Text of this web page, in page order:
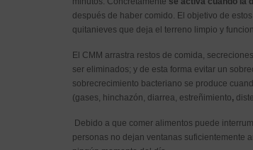
después de haber comido. El objetivo de
quitanieves que deja el terreno limpio y
El CMM arrastra restos de comida,
ser eliminados; y de esta forma evitar un
sobrecrecimiento bacteriano se produce
(gases, hinchazón, diarrea, estreñimiento,
Debido a que comer alimentos puede
personas no dejan ventanas suficientemente